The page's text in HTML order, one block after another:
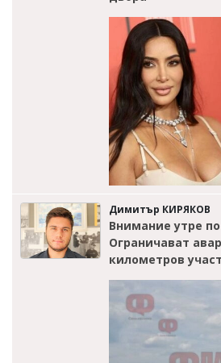
Димитър КИРЯКОВ
Внимание утре
Ограничават
километров